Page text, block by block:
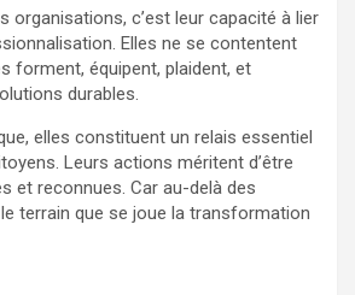
organisations, c’est leur capacité à lier
Elles ne se contentent
forment, équipent, plaident, et
durables.
elles constituent un relais essentiel
Leurs actions méritent d’être
et reconnues. Car au-delà des
terrain que se joue la transformation